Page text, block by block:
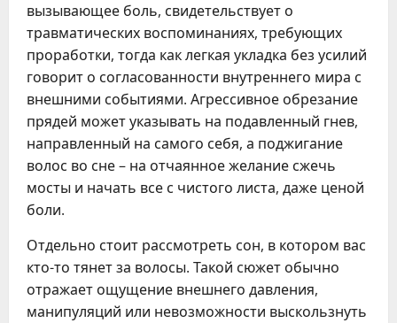
вызывающее боль, свидетельствует о
травматических воспоминаниях, требующих
проработки, тогда как легкая укладка без усилий
говорит о согласованности внутреннего мира с
внешними событиями. Агрессивное обрезание
прядей может указывать на подавленный гнев,
направленный на самого себя, а поджигание
волос во сне – на отчаянное желание сжечь
мосты и начать все с чистого листа, даже ценой
боли.
Отдельно стоит рассмотреть сон, в котором вас
кто-то тянет за волосы. Такой сюжет обычно
отражает ощущение внешнего давления,
манипуляций или невозможности выскользнуть